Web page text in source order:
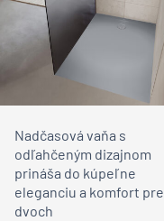
Nadčasová vaňa s
odľahčeným dizajnom
prináša do kúpeľne
eleganciu a komfort pre
dvoch